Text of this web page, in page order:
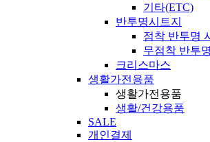
기타(ETC)
반투명시트지
점착 반투명
무점착 반투
크리스마스
생활가전용품
생활가전용품
생활/건강용품
SALE
개인결제